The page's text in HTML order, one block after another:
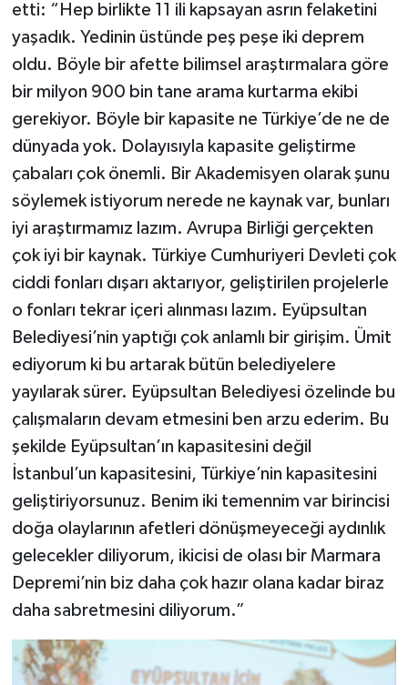
etti: “Hep birlikte 11 ili kapsayan asrın felaketini
yaşadık. Yedinin üstünde peş peşe iki deprem
oldu. Böyle bir afette bilimsel araştırmalara göre
bir milyon 900 bin tane arama kurtarma ekibi
gerekiyor. Böyle bir kapasite ne Türkiye’de ne de
dünyada yok. Dolayısıyla kapasite geliştirme
çabaları çok önemli. Bir Akademisyen olarak şunu
söylemek istiyorum nerede ne kaynak var, bunları
iyi araştırmamız lazım. Avrupa Birliği gerçekten
çok iyi bir kaynak. Türkiye Cumhuriyeri Devleti çok
ciddi fonları dışarı aktarıyor, geliştirilen projelerle
o fonları tekrar içeri alınması lazım. Eyüpsultan
Belediyesi’nin yaptığı çok anlamlı bir girişim. Ümit
ediyorum ki bu artarak bütün belediyelere
yayılarak sürer. Eyüpsultan Belediyesi özelinde bu
çalışmaların devam etmesini ben arzu ederim. Bu
şekilde Eyüpsultan’ın kapasitesini değil
İstanbul’un kapasitesini, Türkiye’nin kapasitesini
geliştiriyorsunuz. Benim iki temennim var birincisi
doğa olaylarının afetleri dönüşmeyeceği aydınlık
gelecekler diliyorum, ikicisi de olası bir Marmara
Depremi’nin biz daha çok hazır olana kadar biraz
daha sabretmesini diliyorum.”